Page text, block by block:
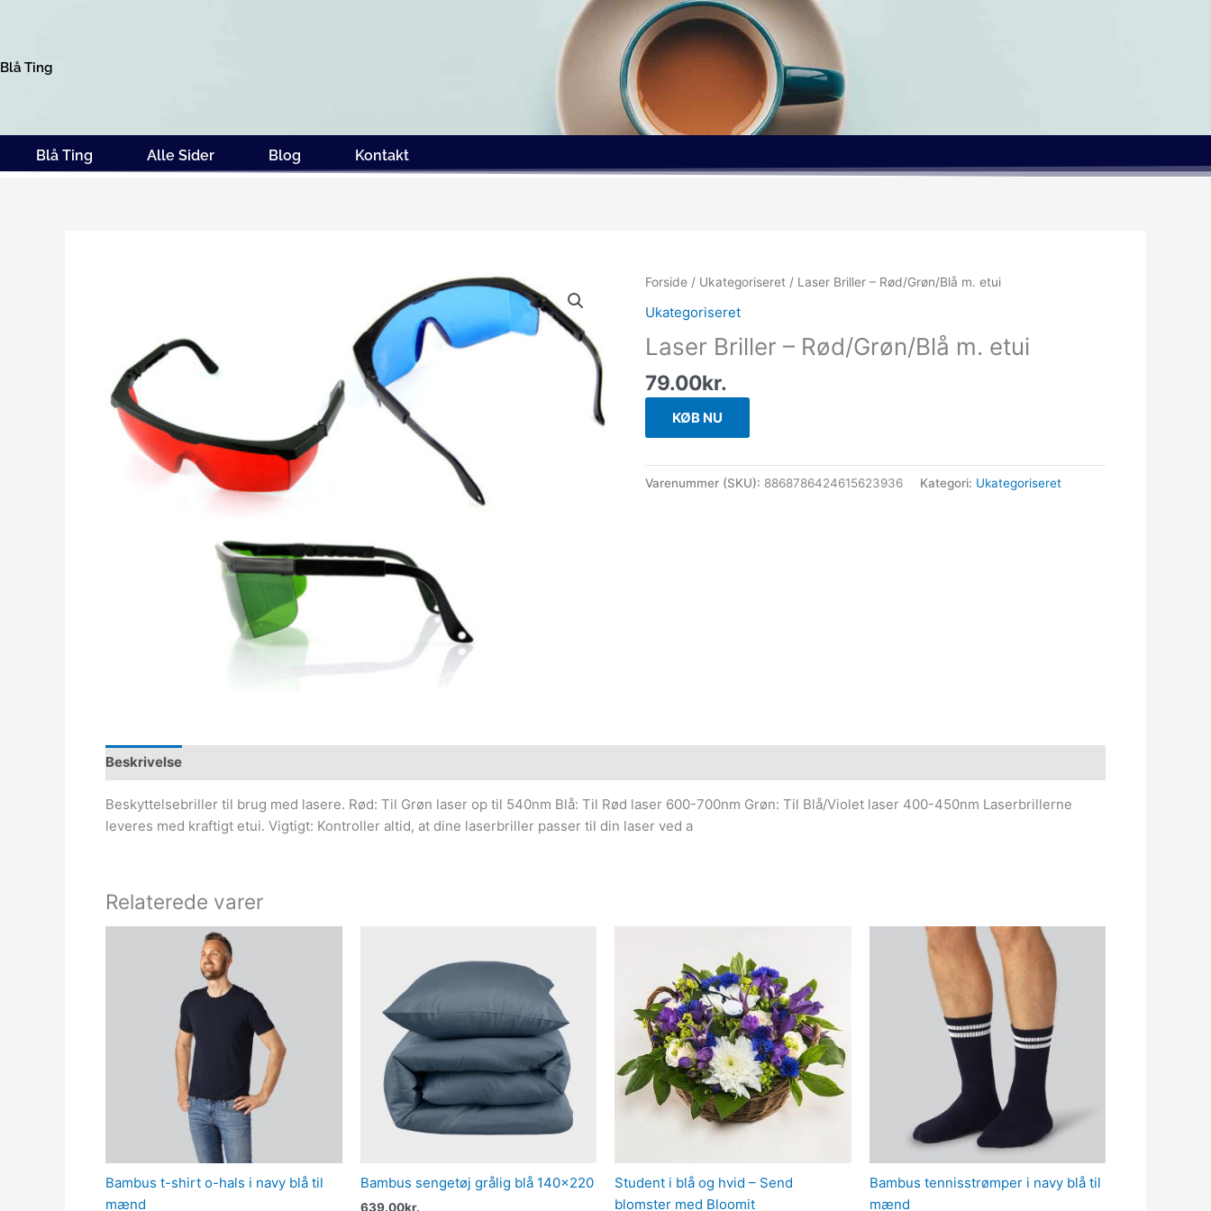
Blå Ting
Blå Ting Alle Sider Blog Kontakt
Forside / Ukategoriseret / Laser Briller – Rød/Grøn/Blå m. etui
Ukategoriseret
Laser Briller – Rød/Grøn/Blå m. etui
79.00kr.
KØB NU
Varenummer (SKU): 8868786424615623936 Kategori: Ukategoriseret
Beskrivelse
Beskyttelsebriller til brug med lasere. Rød: Til Grøn laser op til 540nm Blå: Til Rød laser 600-700nm Grøn: Til Blå/Violet laser 400-450nm Laserbrillerne
leveres med kraftigt etui. Vigtigt: Kontroller altid, at dine laserbriller passer til din laser ved a
Relaterede varer
Bambus t-shirt o-hals i navy blå til
mænd
Bambus sengetøj grålig blå 140×220
639.00kr.
Student i blå og hvid – Send
blomster med Bloomit
Bambus tennisstrømper i navy blå til
mænd